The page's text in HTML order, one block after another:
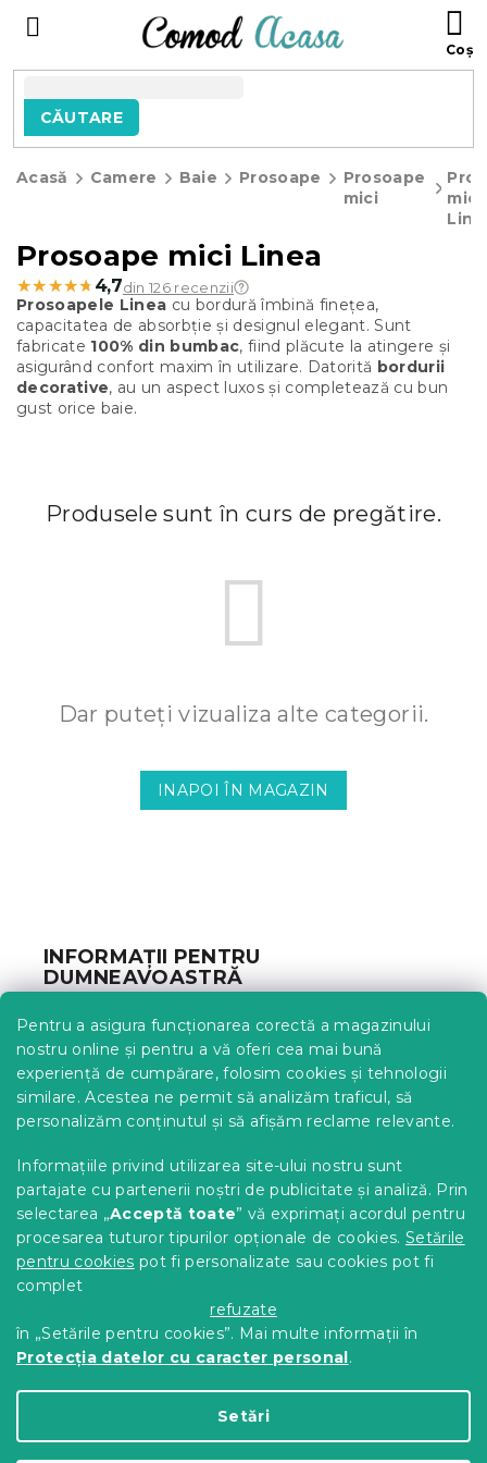
Pentru a asigura funcționarea corectă a magazinului
nostru online și pentru a vă oferi cea mai bună
experiență de cumpărare, folosim cookies și tehnologii
similare. Acestea ne permit să analizăm traficul, să
personalizăm conținutul și să afișăm reclame relevante.
Informațiile privind utilizarea site-ului nostru sunt
partajate cu partenerii noștri de publicitate și analiză. Prin
selectarea „Acceptă toate” vă exprimați acordul pentru
procesarea tuturor tipurilor opționale de cookies. Setările
pentru cookies pot fi personalizate sau cookies pot fi
complet
refuzate
în „Setările pentru cookies”. Mai multe informații în
Protecția datelor cu caracter personal.
Setări
CĂUTARE
Acasă Camere Baie Prosoape
Prosoape
mici
mici
Prosoape mici Linea
★★★★★
★★★★★ 4,7din 126 recenzii
Prosoapele Linea cu bordură îmbină finețea,
capacitatea de absorbție și designul elegant. Sunt
fabricate 100% din bumbac, fiind plăcute la atingere și
asigurând confort maxim în utilizare. Datorită bordurii
decorative, au un aspect luxos și completează cu bun
gust orice baie.
Produsele sunt în curs de pregătire.
Dar puteţi vizualiza alte categorii.
INAPOI ÎN MAGAZIN
o
INFORMAȚII PENTRU
DUMNEAVOASTRĂ
Urmărirea comenzii
Opțiuni de livrare
Metode de plată
Reclamații și retururi
Contact
Protecția datelor cu caracter personal
Achizitii SEAP
Tabel mărimi
Blog
Pentru parteneri